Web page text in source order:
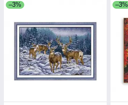
–3% –3%